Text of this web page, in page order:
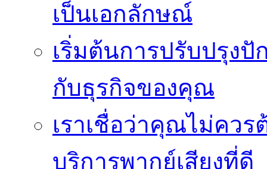
เป็นเอกลักษณ์
เริ่มต้นการปรับปรุง
กับธุรกิจของคุณ
เราเชื่อว่าคุณไม่คว
บริการพากย์เสียงที่ดี